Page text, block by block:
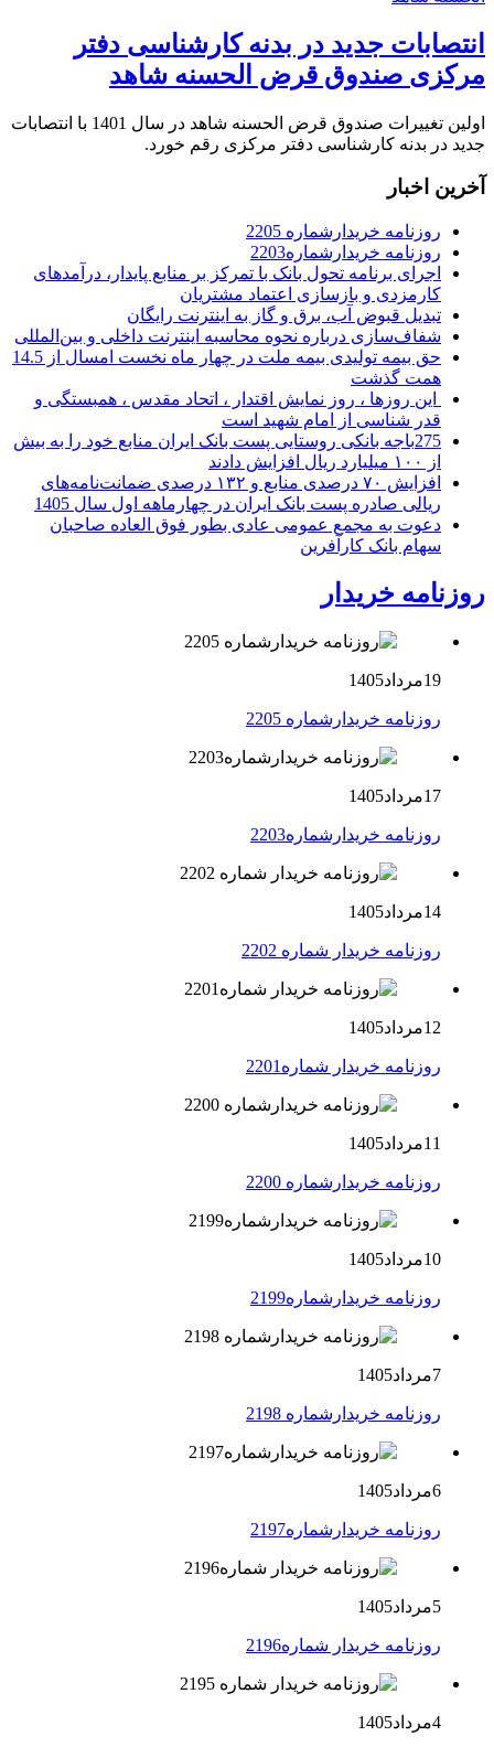
انتصابات جدید در بدنه کارشناسی دفتر
مرکزی صندوق قرض الحسنه شاهد
اولین تغییرات صندوق قرض الحسنه شاهد در سال 1401 با انتصابات
جدید در بدنه کارشناسی دفتر مرکزی رقم خورد.
آخرین اخبار
روزنامه خریدارشماره 2205
روزنامه خریدارشماره2203
اجرای برنامه تحول بانک با تمرکز بر منابع پایدار، درآمدهای
کارمزدی و بازسازی اعتماد مشتریان
تبدیل قبوض آب، برق و گاز به اینترنت رایگان
شفاف‌سازی درباره نحوه محاسبه اینترنت داخلی و بین‌المللی
حق بیمه تولیدی بیمه ملت در چهار ماه نخست امسال از 14.5
همت گذشت
این روزها ، روز نمایش اقتدار ، اتحاد مقدس ، همبستگی و
قدر شناسی از امام شهید است
275باجه بانکی روستایی پست بانک ایران منابع خود را به بیش
از ۱۰۰ میلیارد ریال افزایش دادند
افزایش ۷۰ درصدی منابع و ۱۳۲ درصدی ضمانت‌نامه‌های
ریالی صادره پست بانک ایران در چهارماهه اول سال 1405
دعوت به مجمع عمومی عادی بطور فوق العاده صاحبان
سهام بانک کارآفرین
روزنامه خریدار
19مرداد1405
روزنامه خریدارشماره 2205
17مرداد1405
روزنامه خریدارشماره2203
14مرداد1405
روزنامه خریدار شماره 2202
12مرداد1405
روزنامه خریدار شماره2201
11مرداد1405
روزنامه خریدارشماره 2200
10مرداد1405
روزنامه خریدارشماره2199
7مرداد1405
روزنامه خریدارشماره 2198
6مرداد1405
روزنامه خریدارشماره2197
5مرداد1405
روزنامه خریدار شماره2196
4مرداد1405